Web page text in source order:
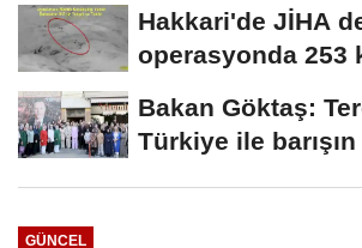
Hakkari'de JİHA
operasyonda 253
Bakan Göktaş:
Türkiye ile
GÜNCEL